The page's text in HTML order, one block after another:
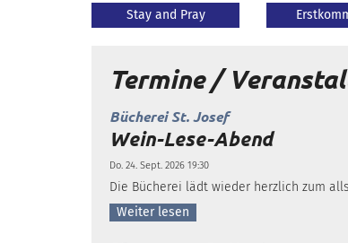
Stay and Pray
Termine /
Bücherei St. Josef:
Wein-Lese-Abend
Do. 24. Sept. 2026 19:30
Die Bücherei lädt wieder herzlich zum
Weiter lesen